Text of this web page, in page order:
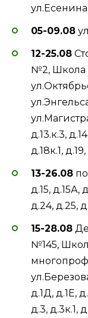
05-09.08
12-25.08
№2, Школа
д.13.к.3,
д.18к.1,
13-26.08
д.15, д.15А,
д.24, д.25,
15-28.08
№145,
д.1Д, д.1Е,
д.3, д.3к.1,